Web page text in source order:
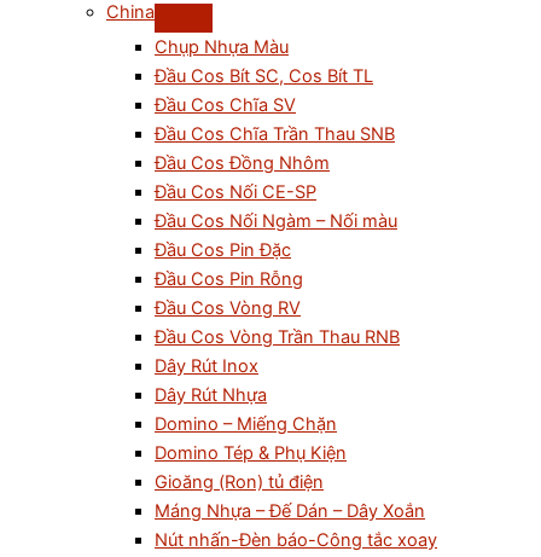
China
Chụp Nhựa Màu
Đầu Cos Bít SC, Cos Bít TL
Đầu Cos Chĩa SV
Đầu Cos Chĩa Trần Thau SNB
Đầu Cos Đồng Nhôm
Đầu Cos Nối CE-SP
Đầu Cos Nối Ngàm – Nối màu
Đầu Cos Pin Đặc
Đầu Cos Pin Rỗng
Đầu Cos Vòng RV
Đầu Cos Vòng Trần Thau RNB
Dây Rút Inox
Dây Rút Nhựa
Domino – Miếng Chặn
Domino Tép & Phụ Kiện
Gioăng (Ron) tủ điện
Máng Nhựa – Đế Dán – Dây Xoắn
Nút nhấn-Đèn báo-Công tắc xoay